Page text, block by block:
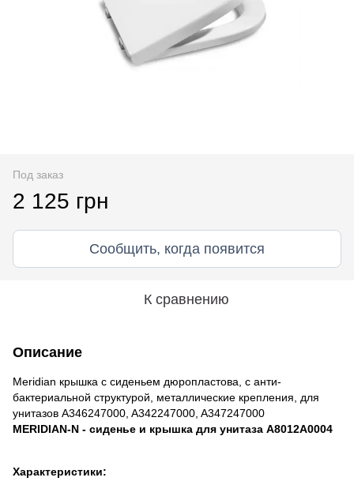
Под заказ
2 125 грн
Сообщить, когда появится
К сравнению
Описание
Meridian крышка с сиденьем дюропластова, с анти-
бактериальной структурой, металлические крепления, для
унитазов A346247000, A342247000, A347247000
MERIDIAN-N - сиденье и крышка для унитаза A8012A0004
Характеристики: